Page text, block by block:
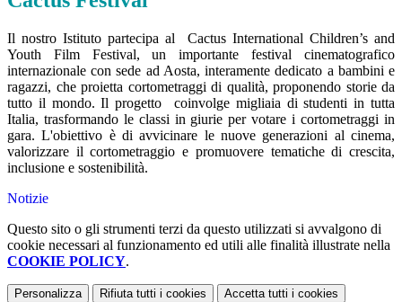
Il nostro Istituto partecipa al Cactus International Children’s and
Youth Film Festival, un importante festival cinematografico
internazionale con sede ad Aosta, interamente dedicato a bambini e
ragazzi, che proietta cortometraggi di qualità, proponendo storie da
tutto il mondo. Il progetto coinvolge migliaia di studenti in tutta
Italia, trasformando le classi in giurie per votare i cortometraggi in
gara. L'obiettivo è di avvicinare le nuove generazioni al cinema,
valorizzare il cortometraggio e promuovere tematiche di crescita,
inclusione e sostenibilità.
Notizie
Questo sito o gli strumenti terzi da questo utilizzati si avvalgono di
cookie necessari al funzionamento ed utili alle finalità illustrate nella
COOKIE POLICY.
Personalizza Rifiuta tutti i cookies Accetta tutti i cookies